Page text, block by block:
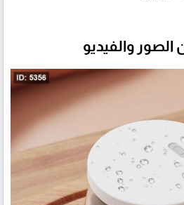
الصور والفيديو